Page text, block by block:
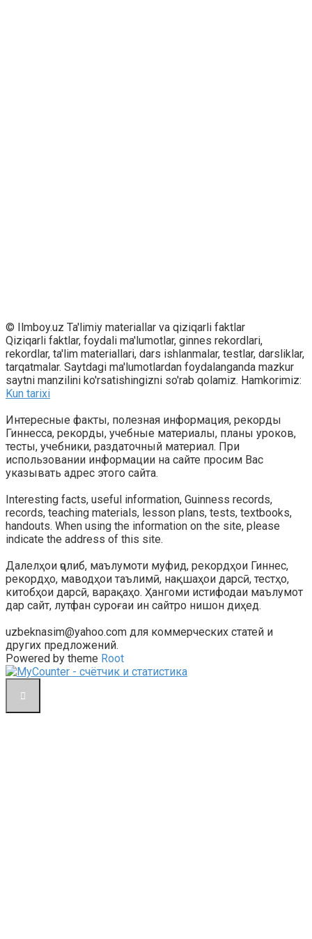
© Ilmboy.uz Ta'limiy materiallar va qiziqarli faktlar
Qiziqarli faktlar, foydali ma'lumotlar, ginnes rekordlari,
rekordlar, ta'lim materiallari, dars ishlanmalar, testlar, darsliklar,
tarqatmalar. Saytdagi ma'lumotlardan foydalanganda mazkur
saytni manzilini ko'rsatishingizni so'rab qolamiz. Hamkorimiz:
Kun tarixi
Интересные факты, полезная информация, рекорды
Гиннесса, рекорды, учебные материалы, планы уроков,
тесты, учебники, раздаточный материал. При
использовании информации на сайте просим Вас
указывать адрес этого сайта.
Interesting facts, useful information, Guinness records,
records, teaching materials, lesson plans, tests, textbooks,
handouts. When using the information on the site, please
indicate the address of this site.
Далелҳои ҷолиб, маълумоти муфид, рекордҳои Гиннес,
рекордҳо, маводҳои таълимӣ, нақшаҳои дарсӣ, тестҳо,
китобҳои дарсӣ, варақаҳо. Ҳангоми истифодаи маълумот
дар сайт, лутфан суроғаи ин сайтро нишон диҳед.
uzbeknasim@yahoo.com для коммерческих статей и
других предложений.
Powered by theme Root